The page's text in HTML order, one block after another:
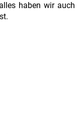
haben wir auch